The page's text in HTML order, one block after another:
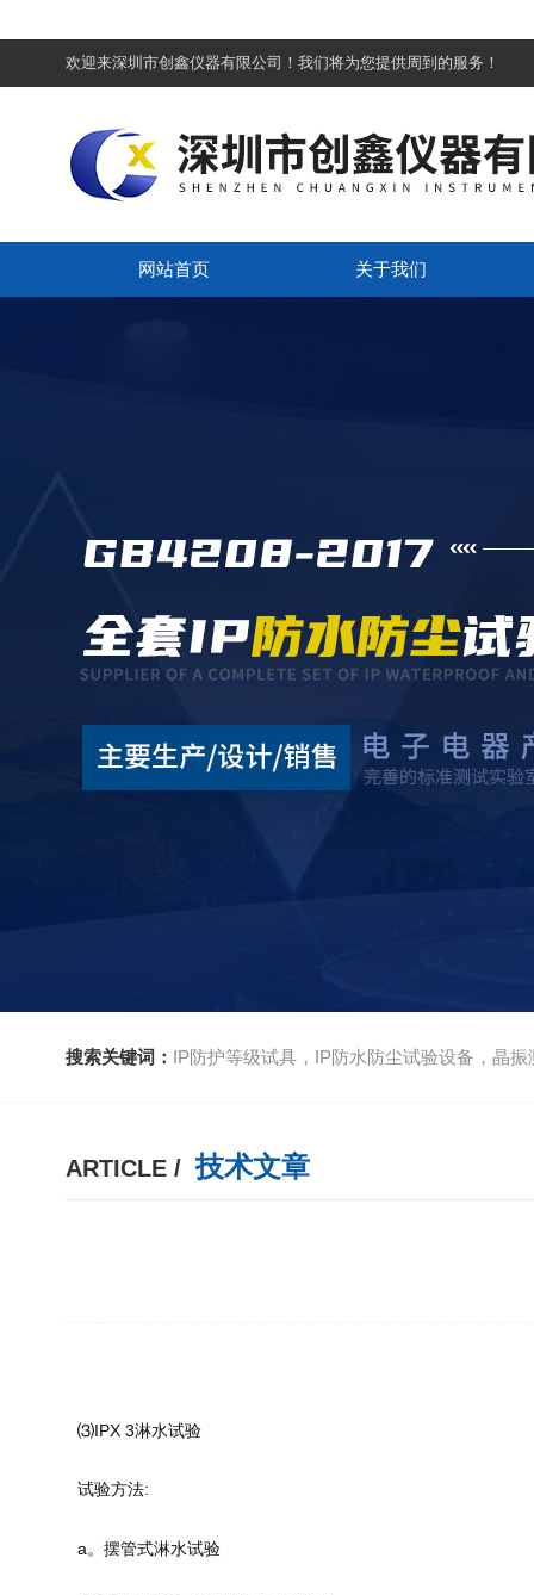
欢迎来深圳市创鑫仪器有限公司！我们将为您提供周到的服务！
网站首页 关于我们
搜索关键词： IP防护等级试具，IP防水防尘试验设备，晶振
ARTICLE / 技术文章
⑶IPX 3淋水试验
试验方法:
a。摆管式淋水试验